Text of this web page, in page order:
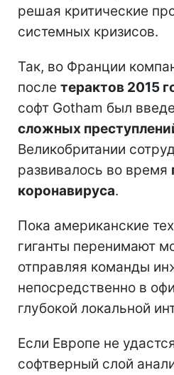
решая критические
системных кризисов.
Так, во Франции
после терактов 2015
софт Gotham был
сложных
Великобритании
развивалось во время
коронавируса.
Пока американские
гиганты перенимают
отправляя команды
непосредственно в
глубокой локальной
Если Европе не
софтверный слой